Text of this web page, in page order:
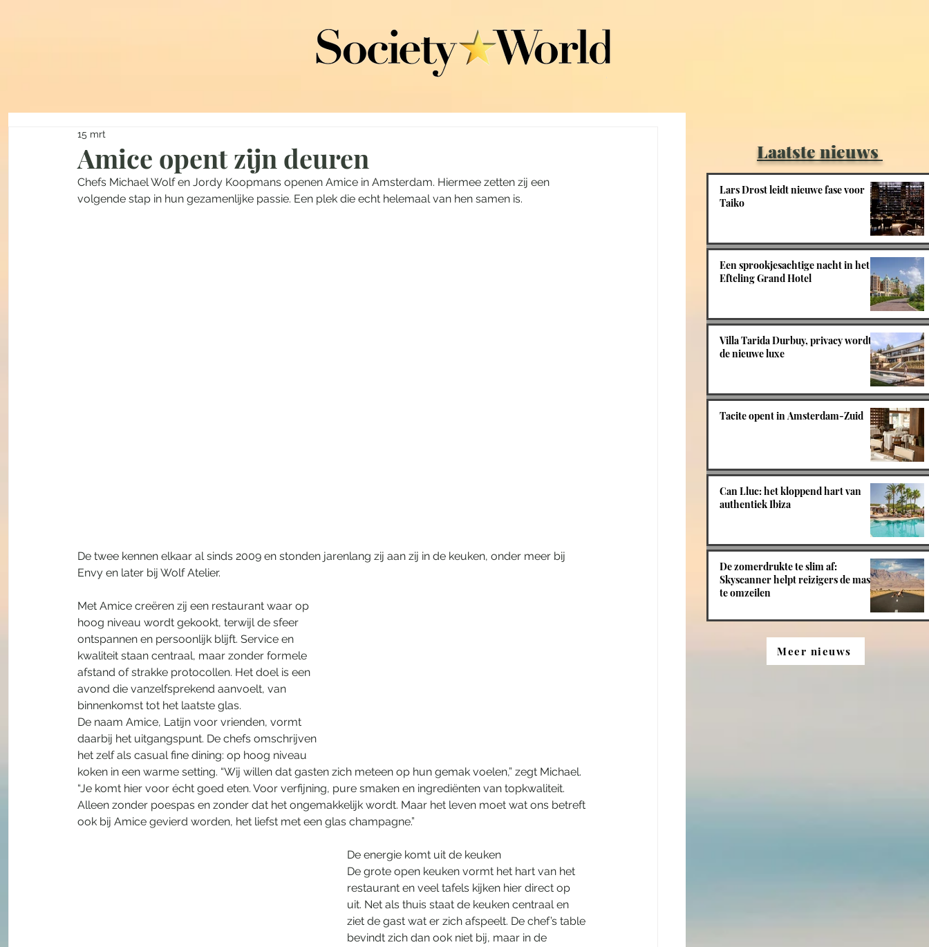
Amice opent zijn deuren
15 mrt
Chefs Michael Wolf en Jordy Koopmans openen Amice in Amsterdam. Hiermee zetten zij een
volgende stap in hun gezamenlijke passie. Een plek die echt helemaal van hen samen is.
De twee kennen elkaar al sinds 2009 en stonden jarenlang zij aan zij in de keuken, onder meer bij
Envy en later bij Wolf Atelier.
Met Amice creëren zij een restaurant waar op
hoog niveau wordt gekookt, terwijl de sfeer
ontspannen en persoonlijk blijft. Service en
kwaliteit staan centraal, maar zonder formele
afstand of strakke protocollen. Het doel is een
avond die vanzelfsprekend aanvoelt, van
binnenkomst tot het laatste glas.
De naam Amice, Latijn voor vrienden, vormt
daarbij het uitgangspunt. De chefs omschrijven
het zelf als casual fine dining: op hoog niveau
koken in een warme setting. “Wij willen dat gasten zich meteen op hun gemak voelen,” zegt Michael.
“Je komt hier voor écht goed eten. Voor verfijning, pure smaken en ingrediënten van topkwaliteit.
Alleen zonder poespas en zonder dat het ongemakkelijk wordt. Maar het leven moet wat ons betreft
ook bij Amice gevierd worden, het liefst met een glas champagne.”
De energie komt uit de keuken
De grote open keuken vormt het hart van het
restaurant en veel tafels kijken hier direct op
uit. Net als thuis staat de keuken centraal en
ziet de gast wat er zich afspeelt. De chef’s table
bevindt zich dan ook niet bij, maar in de
Laatste nieuws
Lars Drost leidt nieuwe fase voor
Taiko
Een sprookjesachtige nacht in het
Efteling Grand Hotel
Villa Tarida Durbuy, privacy wordt
de nieuwe luxe
Tacite opent in Amsterdam-Zuid
Can Lluc: het kloppend hart van
authentiek Ibiza
De zomerdrukte te slim af:
Skyscanner helpt reizigers de massa
te omzeilen
Meer nieuws